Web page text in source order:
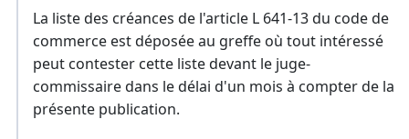
La liste des créances de l'article L 641-13 du code de
commerce est déposée au greffe où tout intéressé
peut contester cette liste devant le juge-
commissaire dans le délai d'un mois à compter de la
présente publication.